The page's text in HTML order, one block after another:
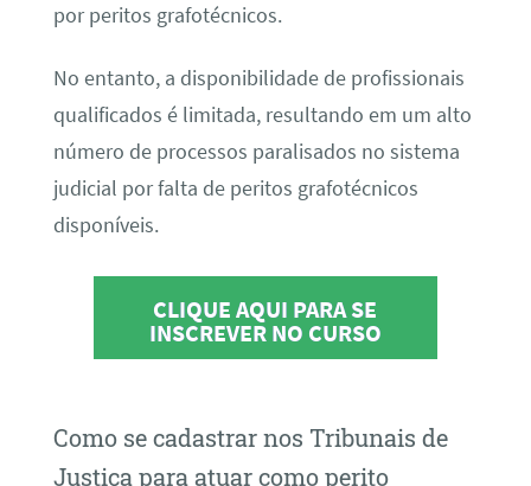
por peritos grafotécnicos.
No entanto, a disponibilidade de profissionais
qualificados é limitada, resultando em um alto
número de processos paralisados no sistema
judicial por falta de peritos grafotécnicos
disponíveis.
CLIQUE AQUI PARA SE
INSCREVER NO CURSO
Como se cadastrar nos Tribunais de
Justiça para atuar como perito